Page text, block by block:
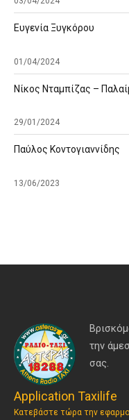
Ευγενία Ξυγκόρου
01/04/2024
Νίκος Νταμπίζας –
29/01/2024
Παύλος Κοντογιαννίδης
13/06/2023
την
σας.
Application Taxilife
Κατεβάστε τώρα την